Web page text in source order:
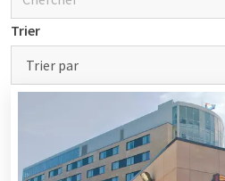
Envie, après une délicieuse nuit de
brunch copieux chez Van der Valk
restaurant Van der Valk et laissez
brunch se réaliser. Beaucoup de
dimanche un délicieux buffet-
der Valk disposent également d'un
restaurant-buffet où nos
end à préparer pour vous les
Trier
Trier par